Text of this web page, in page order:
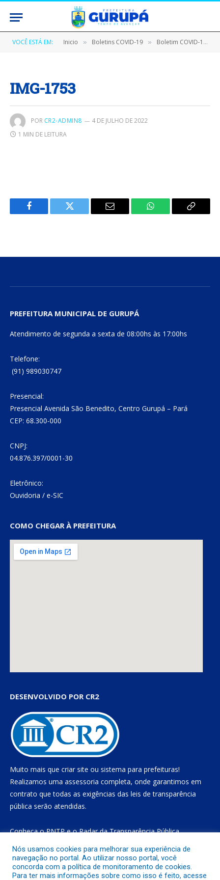
VOCÊ ESTÁ EM: Inicio » Boletins COVID-19 » Boletim COVID-19 (11/01/2021)
IMG-1753
POR CR2-ADMIN8
4 DE JULHO DE 2022
1 MIN DE LEITURA
Facebook Twitter
E-
WhatsApp Copiar
PREFEITURA MUNICIPAL DE GURUPÁ
Atendimento de segunda a sexta de 08:00hs às 17:00hs
Telefone:
(91) 989030747
Presencial:
Presencial Avenida São Benedito, Centro Gurupá – Pará
CEP: 68.300-000
CNPJ:
04.876.397/0001-30
Eletrônico:
Ouvidoria / e-SIC
COMO CHEGAR À PREFEITURA
DESENVOLVIDO POR CR2
Muito mais que criar site ou sistema para prefeituras!
Realizamos uma assessoria completa, onde garantimos em
contrato que todas as exigências das leis de transparência
pública serão atendidas.
Conheça oPNTPe oRadar da Transparência Pública
Todos os direitos reservados a Prefeitura Municipal de Gurupá
Nós usamos cookies para melhorar sua experiência de
navegação no portal. Ao utilizar nosso portal, você
concorda com a política de monitoramento de cookies.
Para ter mais informações sobre como isso é feito, acesse